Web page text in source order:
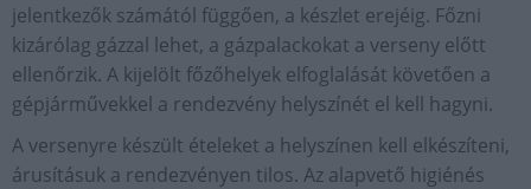
jelentkezők számától függően, a készlet erejéig. Főzni
kizárólag gázzal lehet, a gázpalackokat a verseny előtt
ellenőrzik. A kijelölt főzőhelyek elfoglalását követően a
gépjárművekkel a rendezvény helyszínét el kell hagyni.
A versenyre készült ételeket a helyszínen kell elkészíteni,
árusításuk a rendezvényen tilos. Az alapvető higiénés